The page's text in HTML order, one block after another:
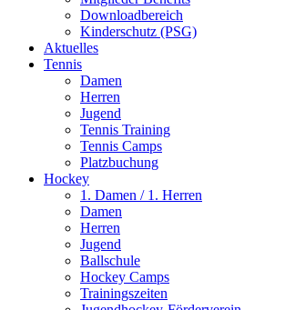
Downloadbereich
Kinderschutz (PSG)
Aktuelles
Tennis
Damen
Herren
Jugend
Tennis Training
Tennis Camps
Platzbuchung
Hockey
1. Damen / 1. Herren
Damen
Herren
Jugend
Ballschule
Hockey Camps
Trainingszeiten